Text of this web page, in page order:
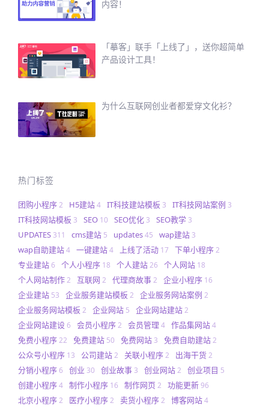
内容！
「摹客」联手「上线了」，送你超简单
产品设计工具！
为什么互联网创业者都爱穿文化衫？
热门标签
团购小程序2 H5建站4 IT科技建站模板 3 IT科技网站案例 3
IT科技网站模板 3 SEO 10 SEO优化 3 SEO教学 3
UPDATES 311 cms建站 5 updates45 wap建站 3
wap自助建站4 一键建站4 上线了活动 17 下单小程序2
专业建站6 个人小程序 18 个人建站26 个人网站 18
个人网站制作2 互联网 2 代理商故事2 企业小程序 16
企业建站 53 企业服务建站模板 2 企业服务网站案例 2
企业服务网站模板 2 企业网站 5 企业网站建站2
企业网站建设6 会员小程序2 会员管理 4 作品集网站4
免费小程序22 免费建站 50 免费网站 3 免费自助建站2
公众号小程序 13 公司建站2 关联小程序2 出海干货2
分销小程序6 创业 30 创业故事 3 创业网站2 创业项目 5
创建小程序4 制作小程序 16 制作网页 2 功能更新96
北京小程序2 医疗小程序2 卖货小程序2 博客网站4